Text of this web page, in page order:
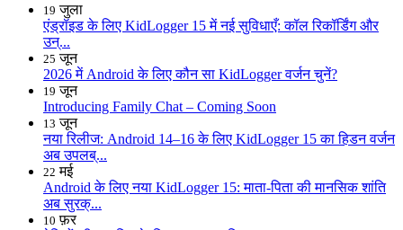
19 जुला
एंड्रॉइड के लिए KidLogger 15 में नई सुविधाएँ: कॉल रिकॉर्डिंग और
उन्...
25 जून
2026 में Android के लिए कौन सा KidLogger वर्जन चुनें?
19 जून
Introducing Family Chat – Coming Soon
13 जून
नया रिलीज: Android 14–16 के लिए KidLogger 15 का हिडन वर्जन
अब उपलब्...
22 मई
Android के लिए नया KidLogger 15: माता-पिता की मानसिक शांति
अब सुरक्...
10 फ़र